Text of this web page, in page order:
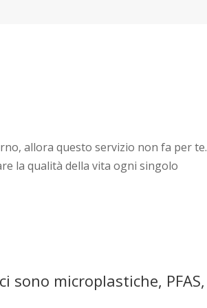
allora questo servizio non fa per te.
la qualità della vita ogni singolo
sono microplastiche, PFAS,